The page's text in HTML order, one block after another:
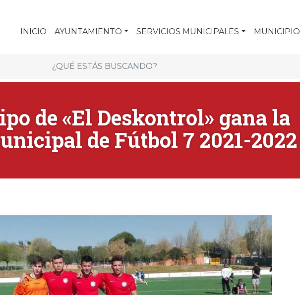
INICIO AYUNTAMIENTO SERVICIOS MUNICIPALES MUNICIPIO
de «El Deskontrol» gana la
de Fútbol 7 2021-2022